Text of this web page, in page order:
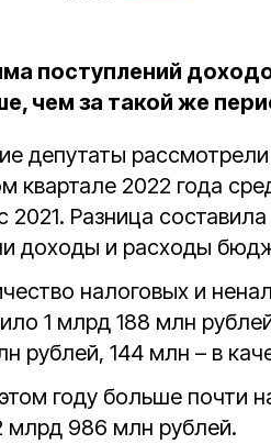
поступлений
чем за такой же
депутаты
квартале 2022 года
2021. Разница
доходы и расходы
налоговых и
1 млрд 188 млн
рублей, 144 млн – в
году больше почти
млрд 986 млн рублей.